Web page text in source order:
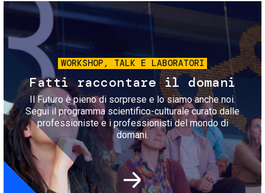
Immagine
WORKSHOP, TALK E LABORATORI
Fatti raccontare il domani
Il Futuro è pieno di sorprese e lo siamo anche noi.
Segui il programma scientifico-culturale curato dalle
professioniste e i professionisti del mondo di
domani.